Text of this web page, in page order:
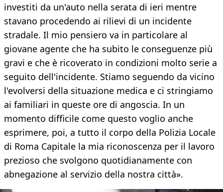
investiti da un'auto nella serata di ieri mentre
stavano procedendo ai rilievi di un incidente
stradale. Il mio pensiero va in particolare al
giovane agente che ha subito le conseguenze più
gravi e che è ricoverato in condizioni molto serie a
seguito dell'incidente. Stiamo seguendo da vicino
l'evolversi della situazione medica e ci stringiamo
ai familiari in queste ore di angoscia. In un
momento difficile come questo voglio anche
esprimere, poi, a tutto il corpo della Polizia Locale
di Roma Capitale la mia riconoscenza per il lavoro
prezioso che svolgono quotidianamente con
abnegazione al servizio della nostra città».